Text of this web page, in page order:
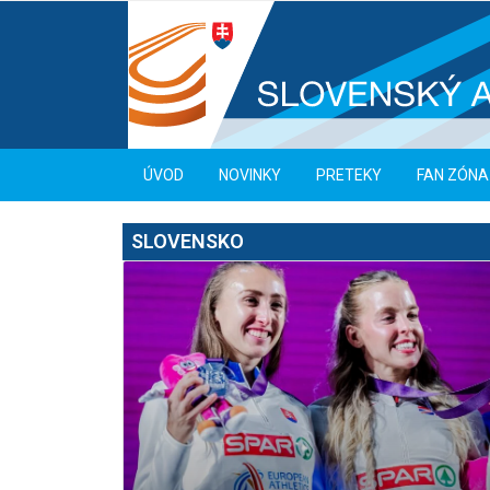
ÚVOD NOVINKY PRETEKY FAN ZÓNA
SLOVENSKO